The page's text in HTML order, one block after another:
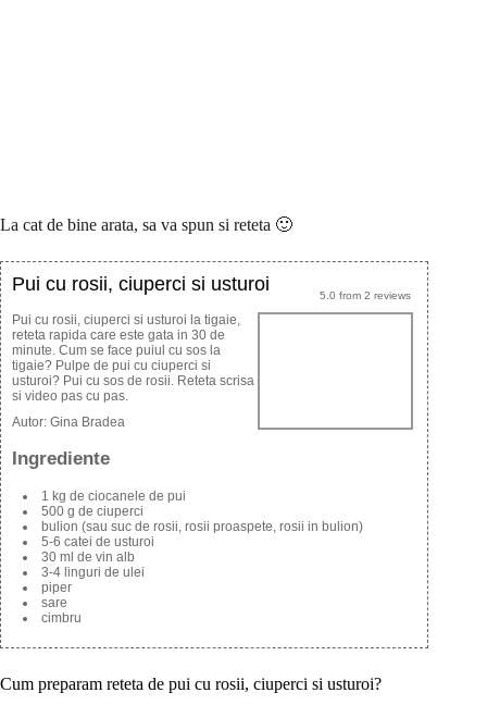
La cat de bine arata, sa va spun si reteta 🙂
5.0 from 2 reviews
Pui cu rosii, ciuperci si usturoi
Pui cu rosii, ciuperci si usturoi la tigaie,
reteta rapida care este gata in 30 de
minute. Cum se face puiul cu sos la
tigaie? Pulpe de pui cu ciuperci si
usturoi? Pui cu sos de rosii. Reteta scrisa
si video pas cu pas.
Autor: Gina Bradea
Ingrediente
1 kg de ciocanele de pui
500 g de ciuperci
bulion (sau suc de rosii, rosii proaspete, rosii in bulion)
5-6 catei de usturoi
30 ml de vin alb
3-4 linguri de ulei
piper
sare
cimbru
Cum preparam reteta de pui cu rosii, ciuperci si usturoi?